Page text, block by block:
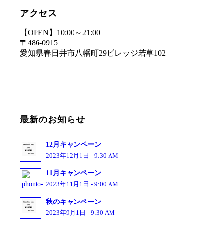
アクセス
【OPEN】10:00～21:00
〒486-0915
愛知県春日井市八幡町29ビレッジ若草102
最新のお知らせ
12月キャンペーン
2023年12月1日 - 9:30 AM
11月キャンペーン
2023年11月1日 - 9:00 AM
秋のキャンペーン
2023年9月1日 - 9:30 AM